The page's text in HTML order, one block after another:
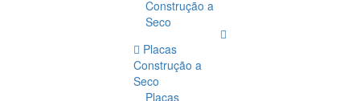
Construção a
Seco
Placas
Construção a
Seco
Placas